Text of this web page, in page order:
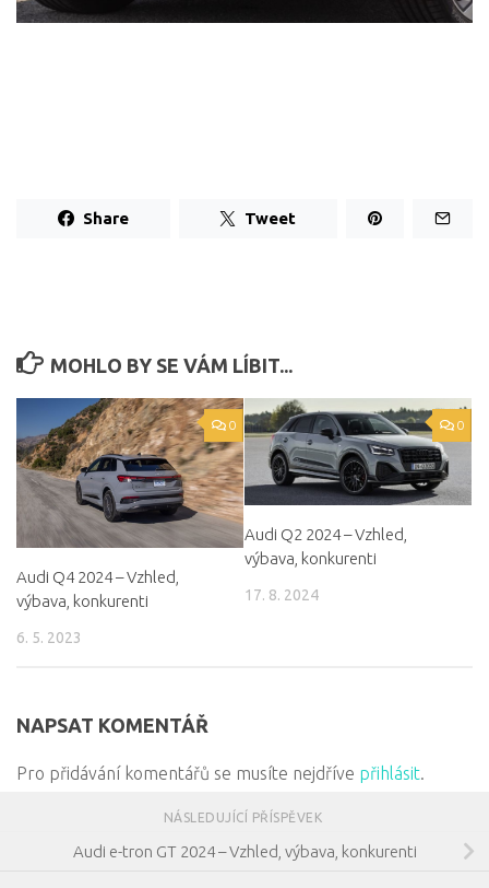
Share Tweet
MOHLO BY SE VÁM LÍBIT...
0
Audi Q4 2024 – Vzhled,
výbava, konkurenti
6. 5. 2023
0
Audi Q2 2024 – Vzhled,
výbava, konkurenti
17. 8. 2024
NAPSAT KOMENTÁŘ
Pro přidávání komentářů se musíte nejdříve přihlásit.
NÁSLEDUJÍCÍ PŘÍSPĚVEK
Audi e-tron GT 2024 – Vzhled, výbava, konkurenti